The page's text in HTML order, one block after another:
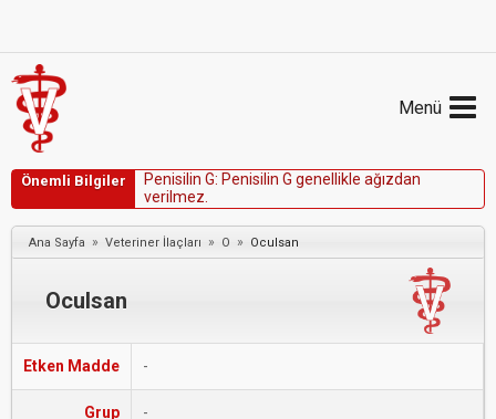
Menü
Önemli Bilgiler Penisi in G: Penisi in G gene ike ağızdan
veri mez
Ana Sayfa » Veteriner İlaçları » O » Oculsan
Oculsan
Etken Madde -
Grup -